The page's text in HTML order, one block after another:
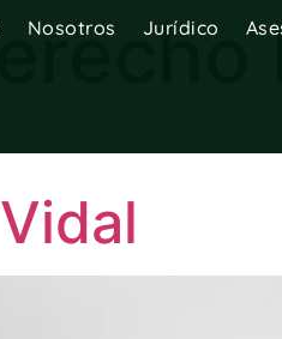
Nosotros Jurídico